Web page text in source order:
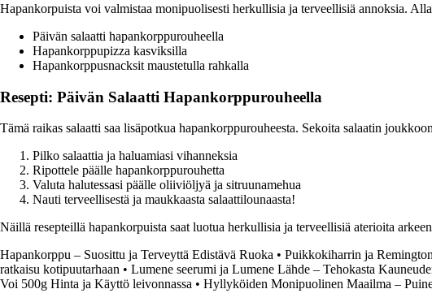
Hapankorpuista voi valmistaa monipuolisesti herkullisia ja terveellisiä annoksia.
Päivän salaatti hapankorppurouheella
Hapankorppupizza kasviksilla
Hapankorppusnacksit maustetulla rahkalla
Resepti: Päivän Salaatti Hapankorppurouheella
Tämä raikas salaatti saa lisäpotkua hapankorppurouheesta. Sekoita salaatin
Pilko salaattia ja haluamiasi vihanneksia
Ripottele päälle hapankorppurouhetta
Valuta halutessasi päälle oliiviöljyä ja sitruunamehua
Nauti terveellisestä ja maukkaasta salaattilounaasta!
Näillä resepteillä hapankorpuista saat luotua herkullisia ja terveellisiä aterioita
Hapankorppu – Suosittu ja Terveyttä Edistävä Ruoka • Puikkokiharrin ja
ratkaisu kotipuutarhaan • Lumene seerumi ja Lumene Lähde – Tehokasta
Voi 500g Hinta ja Käyttö leivonnassa • Hyllyköiden Monipuolinen Maailma –